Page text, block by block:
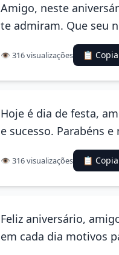
Amigo, neste
te admiram. Que seu
👁️ 316 visualizações 📋
Hoje é dia de festa,
e sucesso. Parabéns
👁️ 316 visualizações 📋
Feliz aniversário,
em cada dia motivos